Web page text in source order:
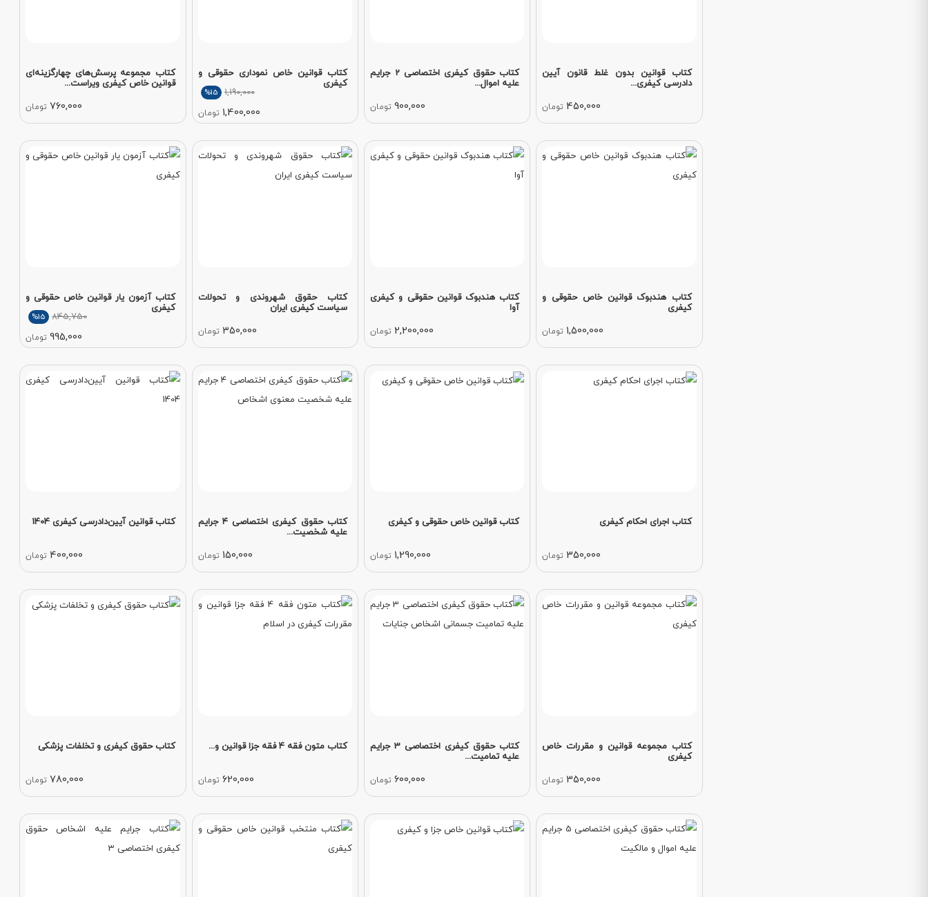
کتاب قوانین بدون غلط قانون آیین
دادرسی کیفری...
450,000 تومان
کتاب حقوق کیفری اختصاصی 2 جرایم
علیه اموال...
900,000 تومان
کتاب قوانین خاص نموداری حقوقی و
کیفری
1,190,000
%15
1,400,000 تومان
کتاب مجموعه پرسش‌های چهارگزینه‌ای
قوانین خاص کیفری ویراست...
760,000 تومان
کتاب هندبوک قوانین خاص حقوقی و
کیفری
1,500,000 تومان
کتاب هندبوک قوانین حقوقی و کیفری
آوا
2,200,000 تومان
کتاب حقوق شهروندی و تحولات
سیاست کیفری ایران
350,000 تومان
کتاب آزمون یار قوانین خاص حقوقی و
کیفری
845,750
%15
995,000 تومان
کتاب اجرای احکام کیفری
350,000 تومان
کتاب قوانین خاص حقوقی و کیفری
1,290,000 تومان
کتاب حقوق کیفری اختصاصی ۴ جرایم
علیه شخصیت...
150,000 تومان
کتاب قوانین آیین‌دادرسی کیفری 1404
400,000 تومان
کتاب مجموعه قوانین و مقررات خاص
کیفری
350,000 تومان
کتاب حقوق کیفری اختصاصی 3 جرایم
علیه تمامیت...
600,000 تومان
کتاب متون فقه 4 فقه جزا قوانین و...
620,000 تومان
کتاب حقوق کیفری و تخلفات پزشکی
780,000 تومان